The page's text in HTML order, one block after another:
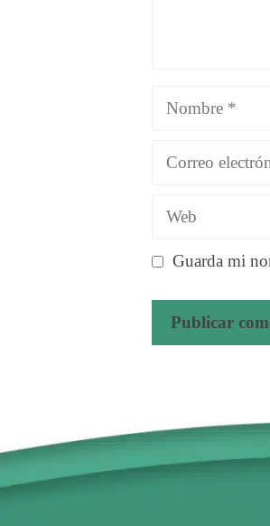
Guarda mi
e
r